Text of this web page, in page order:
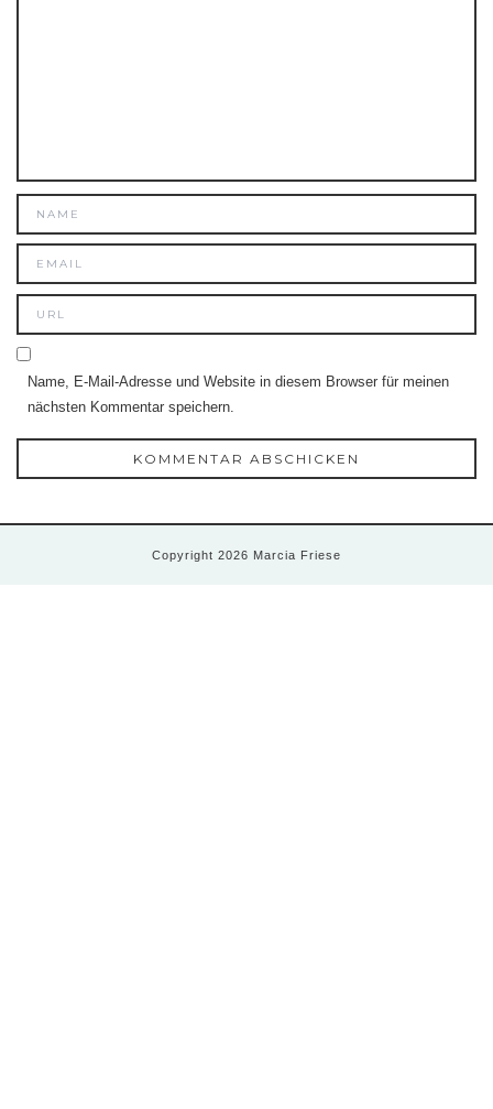
Name, E-Mail-Adresse und Website in diesem Browser für meinen
nächsten Kommentar speichern.
Copyright 2026 Marcia Friese